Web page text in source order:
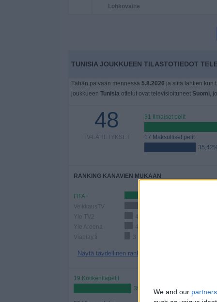
We and our partners
Lohkovaihe
TUNISIA JOUKKUEEN TILASTOTIEDOT
Tähän päivään mennessä 5.8.2026 ja siitä lähtien kun
joukkueen Tunisiaottelut ovat televisioituneet Suomi,
48
TV-LÄHETYKSET
31 Ilmaiset pelit
17 Maksulliset pelit
RANKING KANAVIEN MUKAAN
FIFA+
VeikkausTV
Yle TV2
Yle Areena
Viaplay.fi
3 (6,25%)
Näytä täydellinen ranking
19 Kotikenttäpelit
39,58%